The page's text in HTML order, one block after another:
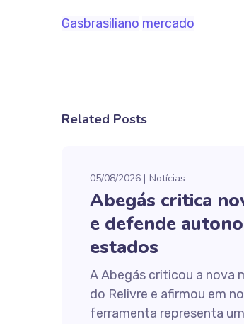
Gasbrasiliano mercado
Related Posts
05/08/2026 Notícias
Abegás critica
e defende
estados
A Abegás criticou a nova
do Relivre e afirmou em
ferramenta representa